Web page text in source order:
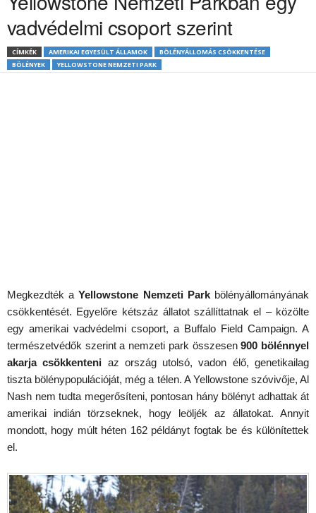
vadvédelmi csoport szerint
CÍMKÉK AMERIKAI EGYESÜLT ÁLLAMOK
BÖLÉNYÁLLOMÁS CSÖKKENTÉSE
BÖLÉNYEK
YELLOWSTONE NEMZETI PARK
Megkezdték a Yellowstone Nemzeti Parkbölényállományának
csökkentését. Egyelőre kétszáz állatot szállíttatnak el – közölte
egy amerikai vadvédelmi csoport, a Buffalo Field Campaign. A
természetvédők szerint a nemzeti park összesen900 bölénnyel
akarja csökkenteni az ország utolsó, vadon élő, genetikailag
tiszta bölénypopulációját, még a télen. A Yellowstone szóvivője, Al
Nash nem tudta megerősíteni, pontosan hány bölényt adhattak át
amerikai indián törzseknek, hogy leöljék az állatokat. Annyit
mondott, hogy múlt héten 162 példányt fogtak be és különítettek
el.